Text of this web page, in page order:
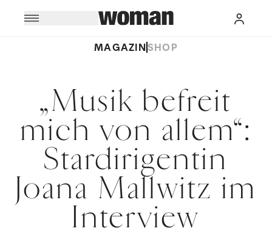
MAGAZINSHOP
„Musik befreit
mich von allem“:
Stardirigentin
Joana Mallwitz im
Interview